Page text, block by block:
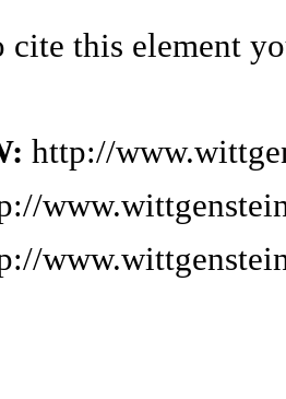
cite this element
http://